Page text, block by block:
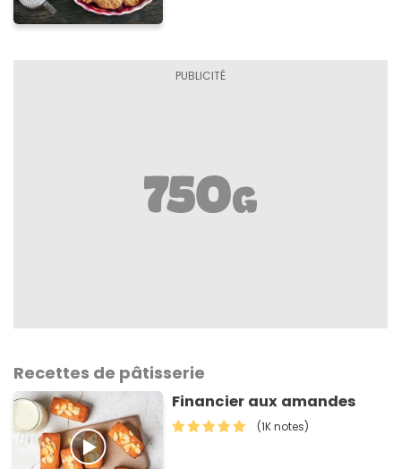
Recettes de pâtisserie
Financier aux amandes
(1K notes)